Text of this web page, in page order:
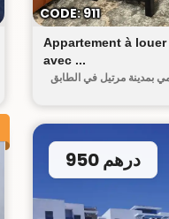
Appartement à
avec ...
بمدينة مرتيل في الطابق
CODE: 911
950 درهم